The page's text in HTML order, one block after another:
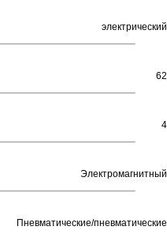
электрический
62
4
Электромагнитный
Пневматические/пневматические